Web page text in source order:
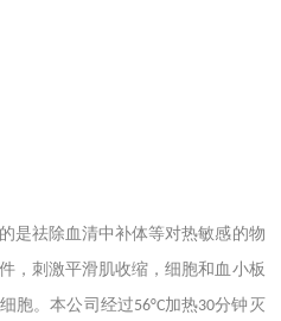
是祛除血清中补体等对热敏感的物
，刺激平滑肌收缩，细胞和血小板
胞。本公司经过56°C加热30分钟灭